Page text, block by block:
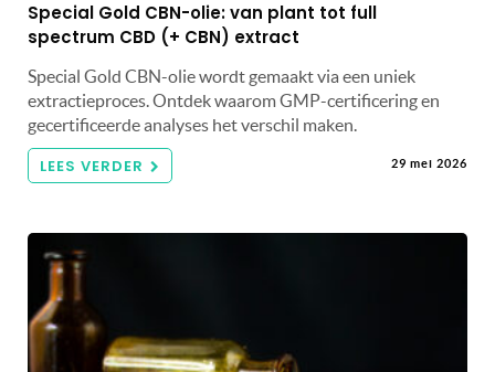
Special Gold CBN-olie: van plant tot full
spectrum CBD (+ CBN) extract
Special Gold CBN-olie wordt gemaakt via een uniek
extractieproces. Ontdek waarom GMP-certificering en
gecertificeerde analyses het verschil maken.
LEES VERDER 29 mei 2026